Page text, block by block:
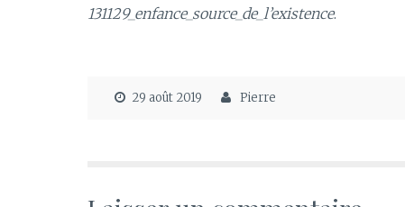
131129_enfance_source_de_l’existence.
29 août 2019 Pierre